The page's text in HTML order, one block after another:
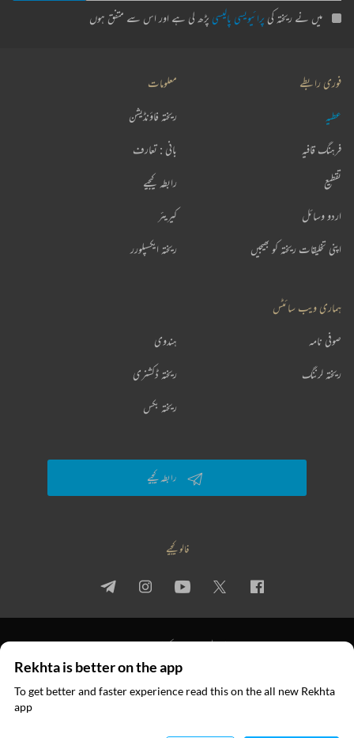
میں نے ریختہ کی پرائیویسی پالیسی پڑھ لی ہے اور اس سے متفق ہوں
فوری رابطے
عطیہ
فرہنگ قافیہ
تقطیع
اردو وسائل
اپنی تخلیقات ریختہ کو بھیجیں
معلومات
ریختہ فاؤنڈیشن
بانی : تعارف
رابطہ کیجیے
کیریئر
ریختہ ایکسپلورر
ہماری ویب سائٹس
ہندوی صوفی نامہ
ریختہ ڈکشنری ریختہ لرننگ
ریختہ بکس
رابطہ کیجیے
فالو کیجیے
© 2026 Rekhta™ Foundation. All rights reserved.
Rekhta is better on the app
To get better and faster experience read this on the all new Rekhta
app